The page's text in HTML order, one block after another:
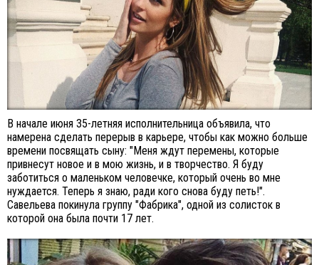
В начале июня 35-летняя исполнительница объявила, что
намерена сделать перерыв в карьере, чтобы как можно больше
времени посвящать сыну: "Меня ждут перемены, которые
привнесут новое и в мою жизнь, и в творчество. Я буду
заботиться о маленьком человечке, который очень во мне
нуждается. Теперь я знаю, ради кого снова буду петь!".
Савельева покинула группу "Фабрика", одной из солисток в
которой она была почти 17 лет.